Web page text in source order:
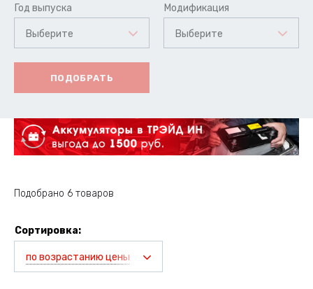
Год выпуска
Выберите
Модификация
Выберите
ПОДОБРАТЬ
Подобрано 6 товаров
Сортировка:
по возрастанию цены